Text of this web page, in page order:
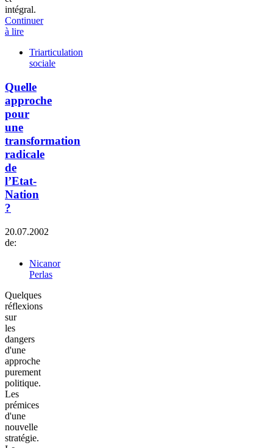
intégral.
Continuer
à lire
Triarticulation
sociale
Quelle
approche
pour
une
transformation
radicale
de
l’Etat-
Nation
?
20.07.2002
de:
Nicanor
Perlas
Quelques
réflexions
sur
les
dangers
d'une
approche
purement
politique.
Les
prémices
d'une
nouvelle
stratégie.